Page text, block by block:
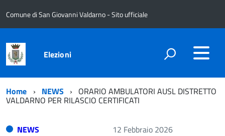
Comune di San Giovanni Valdarno - Sito ufficiale
Elezioni
Home NEWS ORARIO AMBULATORI AUSL DISTRETTO
VALDARNO PER RILASCIO CERTIFICATI
NEWS 12 Febbraio 2026